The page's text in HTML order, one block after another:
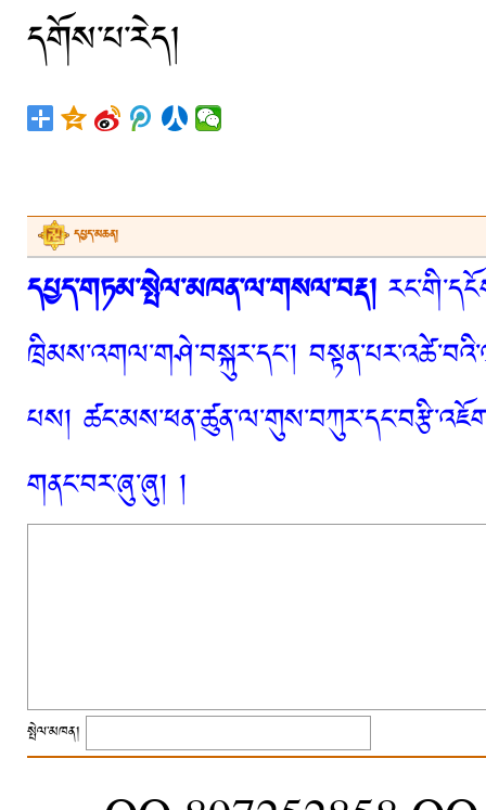
དགོས་པ་རེད།
དཔྱད་མཆན།
དཔྱད་གཏམ་སྤེལ་མཁན་ལ་གསལ་བརྡ།
ཁྲིམས་འགལ་གཤེ་བསྐུར་དང་།
པས།
གནང་བར་ཞུ་ཞུ། །
སྤེལ་མཁན།